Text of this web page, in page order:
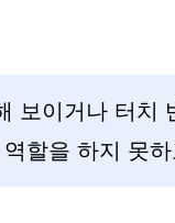
보이거나 터치
할을 하지 못